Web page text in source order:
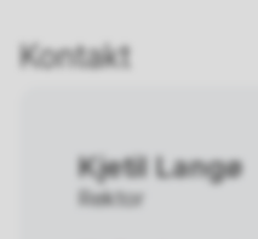
Kontakt
Kjetil Langø
Rektor